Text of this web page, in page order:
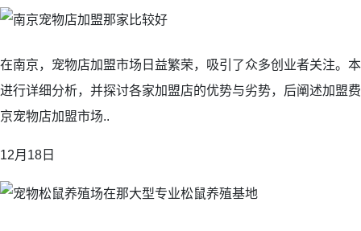
在南京，宠物店加盟市场日益繁荣，吸引了众多创业者关注。
进行详细分析，并探讨各家加盟店的优势与劣势，后阐述加盟
京宠物店加盟市场..
12月18日